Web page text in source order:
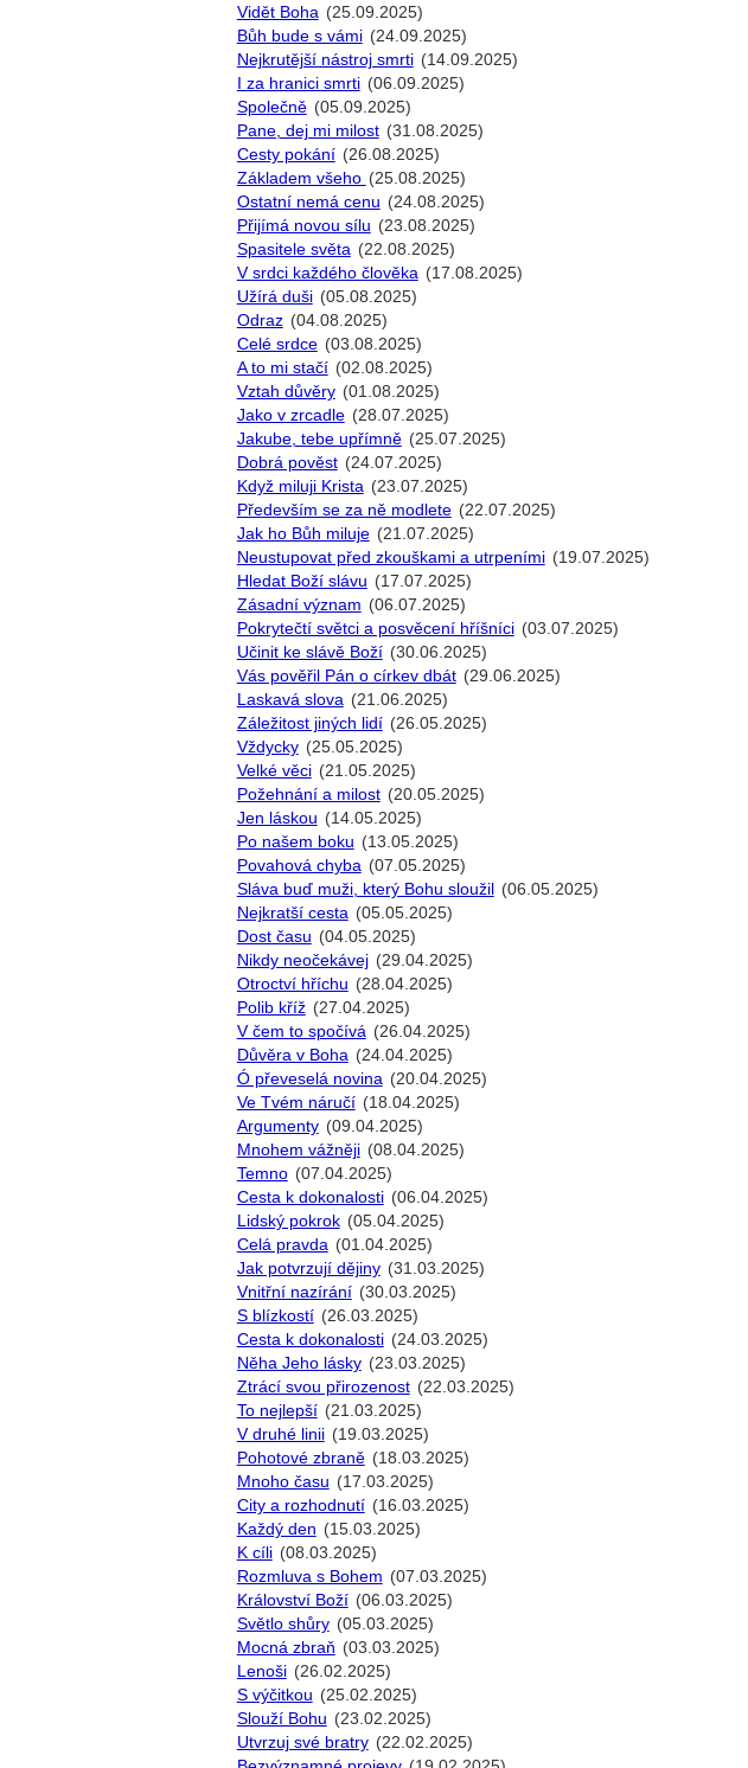
Vidět Boha (25.09.2025)
Bůh bude s vámi (24.09.2025)
Nejkrutější nástroj smrti (14.09.2025)
I za hranici smrti (06.09.2025)
Společně (05.09.2025)
Pane, dej mi milost (31.08.2025)
Cesty pokání (26.08.2025)
Základem všeho (25.08.2025)
Ostatní nemá cenu (24.08.2025)
Přijímá novou sílu (23.08.2025)
Spasitele světa (22.08.2025)
V srdci každého člověka (17.08.2025)
Užírá duši (05.08.2025)
Odraz (04.08.2025)
Celé srdce (03.08.2025)
A to mi stačí (02.08.2025)
Vztah důvěry (01.08.2025)
Jako v zrcadle (28.07.2025)
Jakube, tebe upřímně (25.07.2025)
Dobrá pověst (24.07.2025)
Když miluji Krista (23.07.2025)
Především se za ně modlete (22.07.2025)
Jak ho Bůh miluje (21.07.2025)
Neustupovat před zkouškami a utrpeními (19.07.2025)
Hledat Boží slávu (17.07.2025)
Zásadní význam (06.07.2025)
Pokrytečtí světci a posvěcení hříšníci (03.07.2025)
Učinit ke slávě Boží (30.06.2025)
Vás pověřil Pán o církev dbát (29.06.2025)
Laskavá slova (21.06.2025)
Záležitost jiných lidí (26.05.2025)
Vždycky (25.05.2025)
Velké věci (21.05.2025)
Požehnání a milost (20.05.2025)
Jen láskou (14.05.2025)
Po našem boku (13.05.2025)
Povahová chyba (07.05.2025)
Sláva buď muži, který Bohu sloužil
(06.05.2025)
Nejkratší cesta (05.05.2025)
Dost času (04.05.2025)
Nikdy neočekávej (29.04.2025)
Otroctví hříchu (28.04.2025)
Polib kříž (27.04.2025)
V čem to spočívá (26.04.2025)
Důvěra v Boha (24.04.2025)
Ó převeselá novina (20.04.2025)
Ve Tvém náručí (18.04.2025)
Argumenty (09.04.2025)
Mnohem vážněji (08.04.2025)
Temno (07.04.2025)
Cesta k dokonalosti (06.04.2025)
Lidský pokrok (05.04.2025)
Celá pravda (01.04.2025)
Jak potvrzují dějiny (31.03.2025)
Vnitřní nazírání (30.03.2025)
S blízkostí (26.03.2025)
Cesta k dokonalosti (24.03.2025)
Něha Jeho lásky (23.03.2025)
Ztrácí svou přirozenost (22.03.2025)
To nejlepší (21.03.2025)
V druhé linii (19.03.2025)
Pohotové zbraně (18.03.2025)
Mnoho času (17.03.2025)
City a rozhodnutí (16.03.2025)
Každý den (15.03.2025)
K cíli (08.03.2025)
Rozmluva s Bohem (07.03.2025)
Království Boží (06.03.2025)
Světlo shůry (05.03.2025)
Mocná zbraň (03.03.2025)
Lenoši (26.02.2025)
S výčitkou (25.02.2025)
Slouží Bohu (23.02.2025)
Utvrzuj své bratry (22.02.2025)